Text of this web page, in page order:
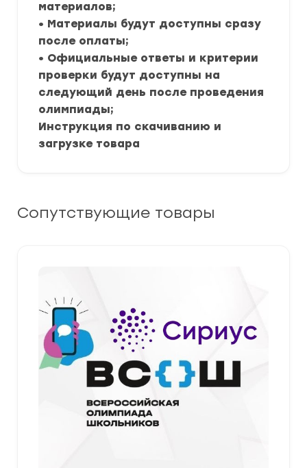
материалов;
• Материалы будут доступны сразу
после оплаты;
• Официальные ответы и критерии
проверки будут доступны на
следующий день после проведения
олимпиады;
Инструкция по скачиванию и
загрузке товара
Сопутствующие товары